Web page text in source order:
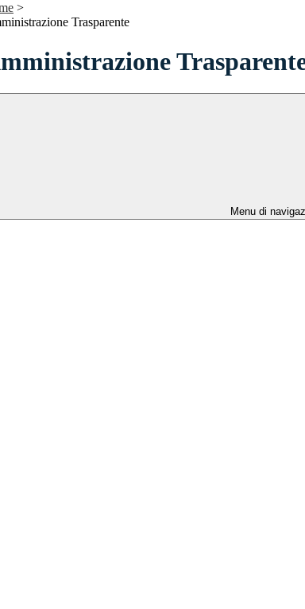
>
Trasparente
Menu di